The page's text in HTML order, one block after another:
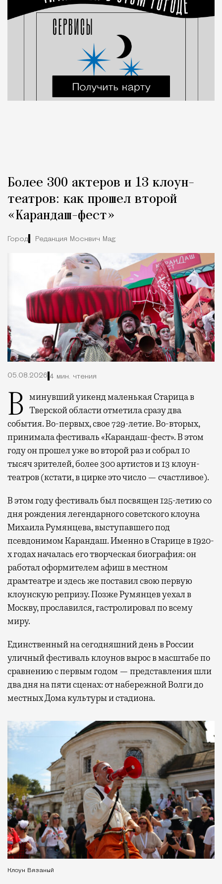
Более 300 актеров и 13 клоун-
театров: как прошел второй
«Карандаш-фест»
Город Редакция Москвич Mag
05.08.2026 4 мин. чтения
В минувший уикенд маленькая Старица в Тверской области отметила сразу два
события. Во-первых, свое 729-летие. Во-вторых,
принимала фестиваль «Карандаш-фест». В этом
году он прошел уже во второй раз и собрал 10
тысяч зрителей, более 300 артистов и 13 клоун-
театров (кстати, в цирке это число — счастливое).
В этом году фестиваль был посвящен 125-летию со
дня рождения легендарного советского клоуна
Михаила Румянцева, выступавшего под
псевдонимом Карандаш. Именно в Старице в 1920-
х годах началась его творческая биография: он
работал оформителем афиш в местном
драмтеатре и здесь же поставил свою первую
клоунскую репризу. Позже Румянцев уехал в
Москву, прославился, гастролировал по всему
миру.
Единственный на сегодняшний день в России
уличный фестиваль клоунов вырос в масштабе по
сравнению с первым годом — представления шли
два дня на пяти сценах: от набережной Волги до
местных Дома культуры и стадиона.
Клоун Вязаный